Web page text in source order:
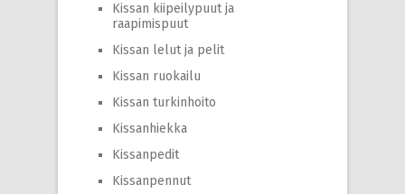
Kissan kiipeilypuut ja
raapimispuut
Kissan lelut ja pelit
Kissan ruokailu
Kissan turkinhoito
Kissanhiekka
Kissanpedit
Kissanpennut